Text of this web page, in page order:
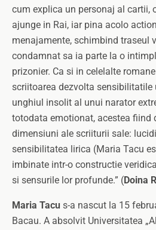
cum explica un personaj al cartii,
ajunge in Rai, iar pina acolo
menajamente, schimbind traseul
condamnat sa ia parte la o
prizonier. Ca si in celelalte
scriitoarea dezvolta
unghiul insolit al unui narator
totodata emotionat, acestea fiind
dimensiuni ale scriiturii sale:
sensibilitatea lirica (Maria Tacu
imbinate intr-o constructie
si sensurile lor profunde.” (Doina
Maria Tacu s-a nascut la 15
Bacau. A absolvit Universitatea